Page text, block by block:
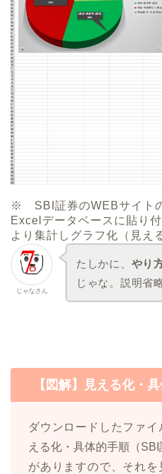
※ SBI証券のWEBサイト
Excelデータベースに貼り
より集計しグラフ化（見え
じゃなさん
たしかに、 やり
じゃな。説明省
【図解】見える化・
ダウンロードしたファイ
える化・具体的手順（SBI
がありますので、それを